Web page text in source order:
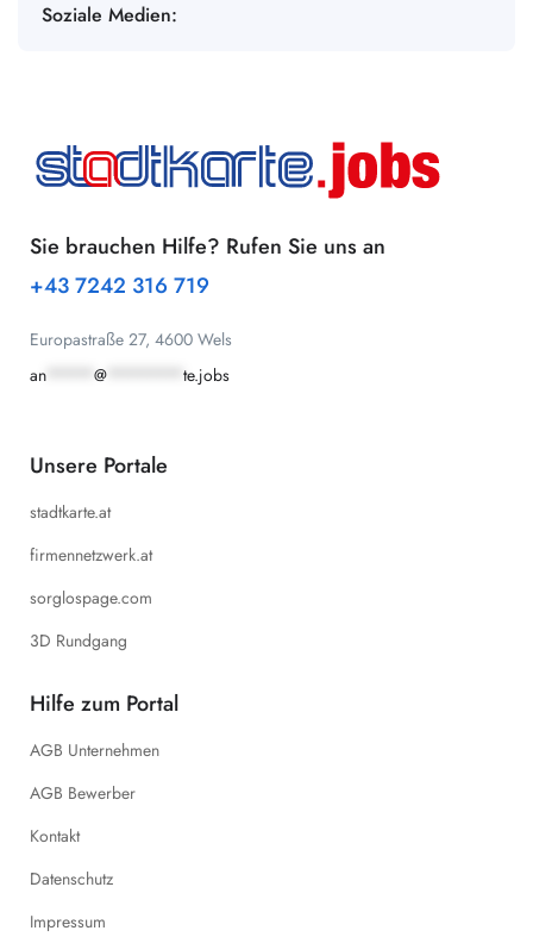
Soziale Medien:
Sie brauchen Hilfe? Rufen Sie uns an
+43 7242 316 719
Europastraße 27, 4600 Wels
an
@ te.jobs
Unsere Portale
stadtkarte.at
firmennetzwerk.at
sorglospage.com
3D Rundgang
Hilfe zum Portal
AGB Unternehmen
AGB Bewerber
Kontakt
Datenschutz
Impressum